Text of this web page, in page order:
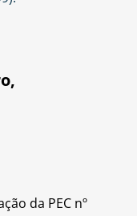
,
da PEC nº